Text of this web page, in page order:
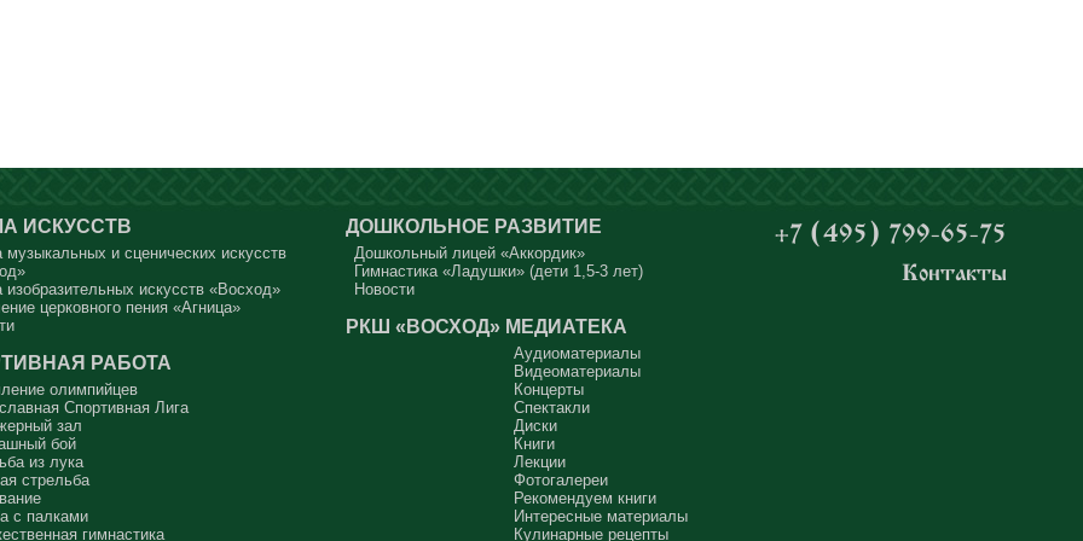
ИСКУССТВ
и сценических искусств
искусств «Восход»
церковного пения «Агница»
РАБОТА
олимпийцев
Спортивная Лига
зал
бой
из лука
стрельба
с палками
гимнастика
ДОШКОЛЬНОЕ РАЗВИТИЕ
Дошкольный лицей «Аккордик»
Гимнастика «Ладушки» (дети 1,5-3 лет)
Новости
РКШ «ВОСХОД» МЕДИАТЕКА
Аудиоматериалы
Видеоматериалы
Концерты
Спектакли
Диски
Книги
Лекции
Фотогалереи
Рекомендуем книги
Интересные материалы
Кулинарные рецепты
+7 (495) 799-65-75
Контакты